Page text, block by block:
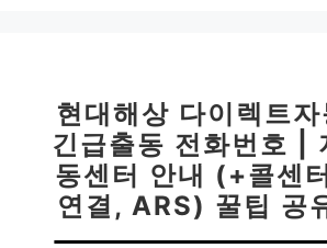
현대해상 다이렉트자
긴급출동 전화번호 |
동센터 안내 (+콜센
연결, ARS) 꿀팁 공